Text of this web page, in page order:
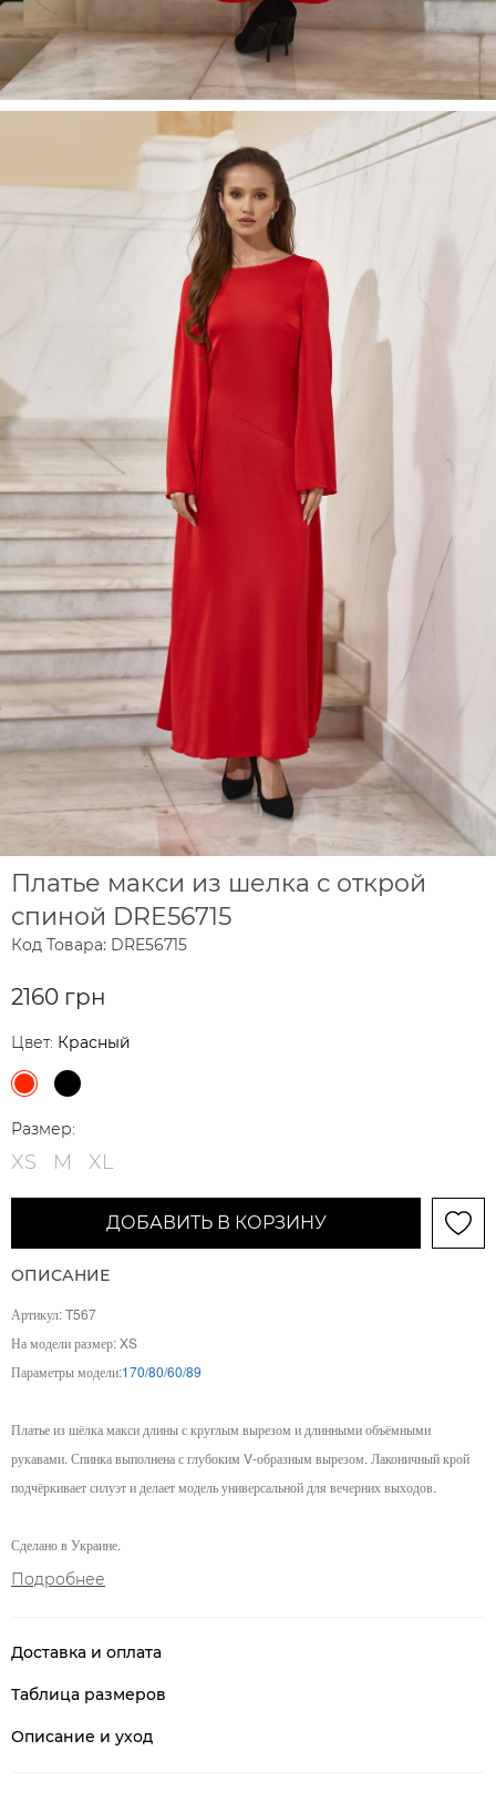
Платье макси из шелка с открой
спиной DRE56715
Код Товара: DRE56715
2160 грн
Цвет: Красный
Размер:
XS M XL
ДОБАВИТЬ В КОРЗИНУ
ОПИСАНИЕ
Артикул:T567
На модели размер: XS
Параметры модели:170/80/60/89
Платье из шёлка макси длины с круглым вырезом и длинными объёмными
рукавами. Спинка выполнена с глубоким V-образным вырезом. Лаконичный крой
подчёркивает силуэт и делает модель универсальной для вечерних выходов.
Сделано в Украине.
Подробнее
Доставка и оплата
Таблица размеров
Описание и уход